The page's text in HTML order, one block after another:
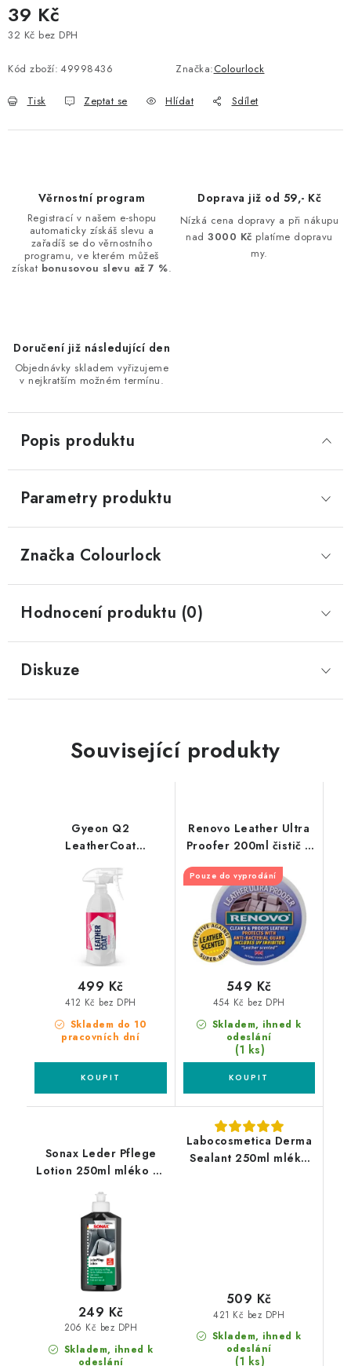
39 Kč
32 Kč bez DPH
Kód zboží: 49998436 Značka:Colourlock
Tisk Zeptat se Hlídat Sdílet
Věrnostní program
Registrací v našem e-shopu
automaticky získáš slevu a
zařadíš se do věrnostního
programu, ve kterém můžeš
získat bonusovou slevu až 7 %.
Doprava již od 59,- Kč
Nízká cena dopravy a při nákupu
nad3000 Kč platíme dopravu
my.
Doručení již následující den
Objednávky skladem vyřizujeme
v nejkratším možném termínu.
Popis produktu
Parametry produktu
Značka Colourlock
Hodnocení produktu (0)
Diskuze
Související produkty
Gyeon Q2
LeatherCoat
ochrana kůže
Skladem do 10
pracovních dní
412 Kč bez DPH
499 Kč
Renovo Leather Ultra
Proofer 200ml čistič a
ošetření kůže
Pouze do vyprodání
Skladem, ihned k
odeslání
(1 ks)
454 Kč bez DPH
549 Kč
Sonax Leder Pflege
Lotion 250ml mléko na
Skladem, ihned k
odeslání
206 Kč bez DPH
249 Kč
Labocosmetica Derma
Sealant 250ml mléko
Skladem, ihned k
odeslání
(1 ks)
421 Kč bez DPH
509 Kč